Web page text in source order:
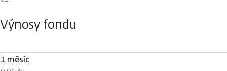
Výnosy fondu
1 měsíc